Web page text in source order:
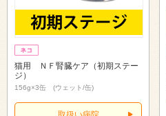
猫用 ＮＦ腎臓ケア（初期ステー
ジ）
156g×3缶 (ウェット/缶)